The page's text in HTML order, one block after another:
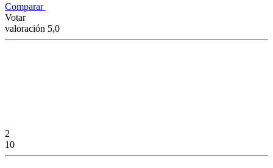
Comparar
Votar
valoración 5,0
2
10